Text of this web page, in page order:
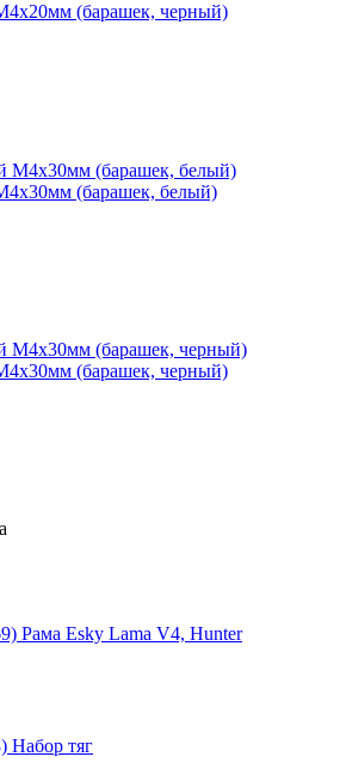
(барашек, черный)
(барашек, белый)
(барашек, черный)
Рама Esky Lama V4, Hunter
Набор тяг